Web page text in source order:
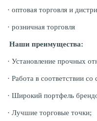
· оптовая торговля и
· розничная торговля
Наши преимущества:
· Установление прочных
· Работа в соответствии
· Широкий портфель
· Лучшие торговые точки;